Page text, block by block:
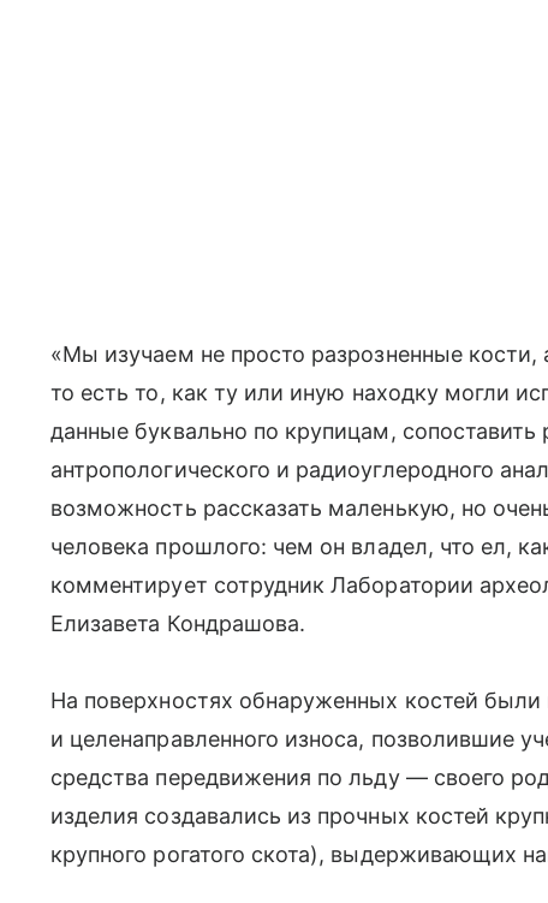
«Мы изучаем не просто разрозненные кости,
то есть то, как ту или иную находку могли
данные буквально по крупицам, сопоставить
антропологического и радиоуглеродного
возможность рассказать маленькую, но
человека прошлого: чем он владел, что ел,
комментирует сотрудник Лаборатории
Елизавета Кондрашова.
На поверхностях обнаруженных костей
и целенаправленного износа, позволившие
средства передвижения по льду — своего
изделия создавались из прочных костей
крупного рогатого скота), выдерживающих